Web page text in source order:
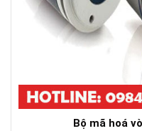
Bộ mã hoá